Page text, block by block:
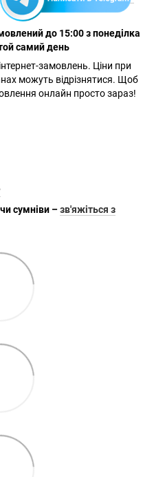
до 15:00 з понеділка
самий день
замовлень. Ціни при
можуть відрізнятися. Щоб
онлайн просто зараз!
сумніви –зв'яжіться з